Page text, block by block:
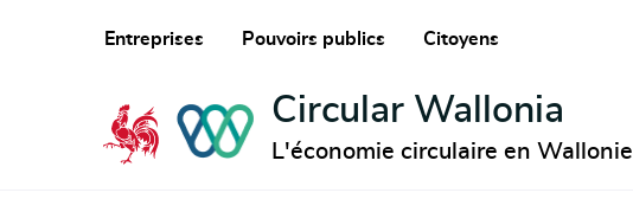
Entreprises Pouvoirs publics Citoyens
Circular Wallonia
L'économie circulaire en Wallonie